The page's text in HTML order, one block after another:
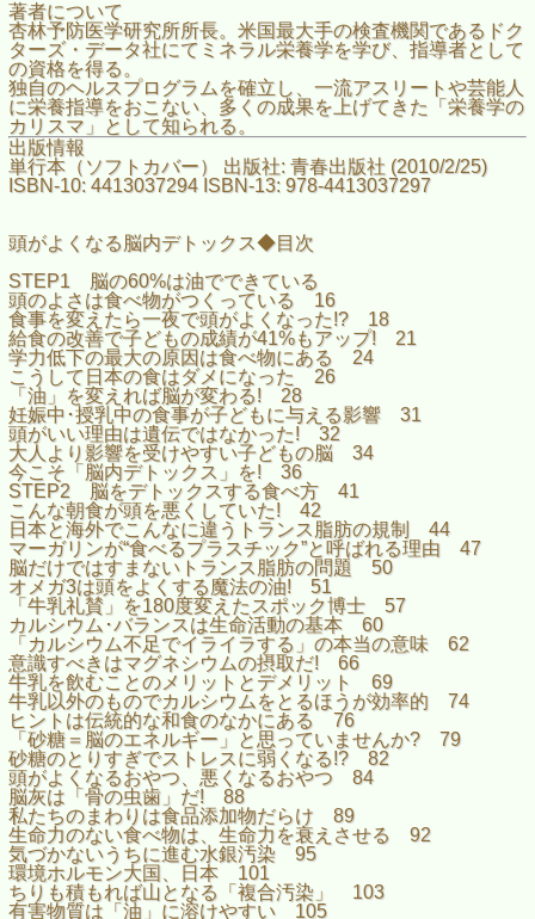
著者について
杏林予防医学研究所所長。米国最大手の検査機関であるドク
ターズ・データ社にてミネラル栄養学を学び、指導者として
の資格を得る。
独自のヘルスプログラムを確立し、一流アスリートや芸能人
に栄養指導をおこない、多くの成果を上げてきた「栄養学の
カリスマ」として知られる。
出版情報
単行本（ソフトカバー） 出版社: 青春出版社 (2010/2/25)
ISBN-10: 4413037294 ISBN-13: 978-4413037297
頭がよくなる脳内デトックス◆目次
STEP1 脳の60%は油でできている
頭のよさは食べ物がつくっている 16
食事を変えたら一夜で頭がよくなった!? 18
給食の改善で子どもの成績が41%もアップ! 21
学力低下の最大の原因は食べ物にある 24
こうして日本の食はダメになった 26
「油」を変えれば脳が変わる! 28
妊娠中･授乳中の食事が子どもに与える影響 31
頭がいい理由は遺伝ではなかった! 32
大人より影響を受けやすい子どもの脳 34
今こそ「脳内デトックス」を! 36
STEP2 脳をデトックスする食べ方 41
こんな朝食が頭を悪くしていた! 42
日本と海外でこんなに違うトランス脂肪の規制 44
マーガリンが“食べるプラスチック”と呼ばれる理由 47
脳だけではすまないトランス脂肪の問題 50
オメガ3は頭をよくする魔法の油! 51
「牛乳礼賛」を180度変えたスポック博士 57
カルシウム･バランスは生命活動の基本 60
「カルシウム不足でイライラする」の本当の意味 62
意識すべきはマグネシウムの摂取だ! 66
牛乳を飲むことのメリットとデメリット 69
牛乳以外のものでカルシウムをとるほうが効率的 74
ヒントは伝統的な和食のなかにある 76
「砂糖＝脳のエネルギー」と思っていませんか? 79
砂糖のとりすぎでストレスに弱くなる!? 82
頭がよくなるおやつ、悪くなるおやつ 84
脳灰は「骨の虫歯」だ! 88
私たちのまわりは食品添加物だらけ 89
生命力のない食べ物は、生命力を衰えさせる 92
気づかないうちに進む水銀汚染 95
環境ホルモン大国、日本 101
ちりも積もれば山となる「複合汚染」 103
有害物質は「油」に溶けやすい 105